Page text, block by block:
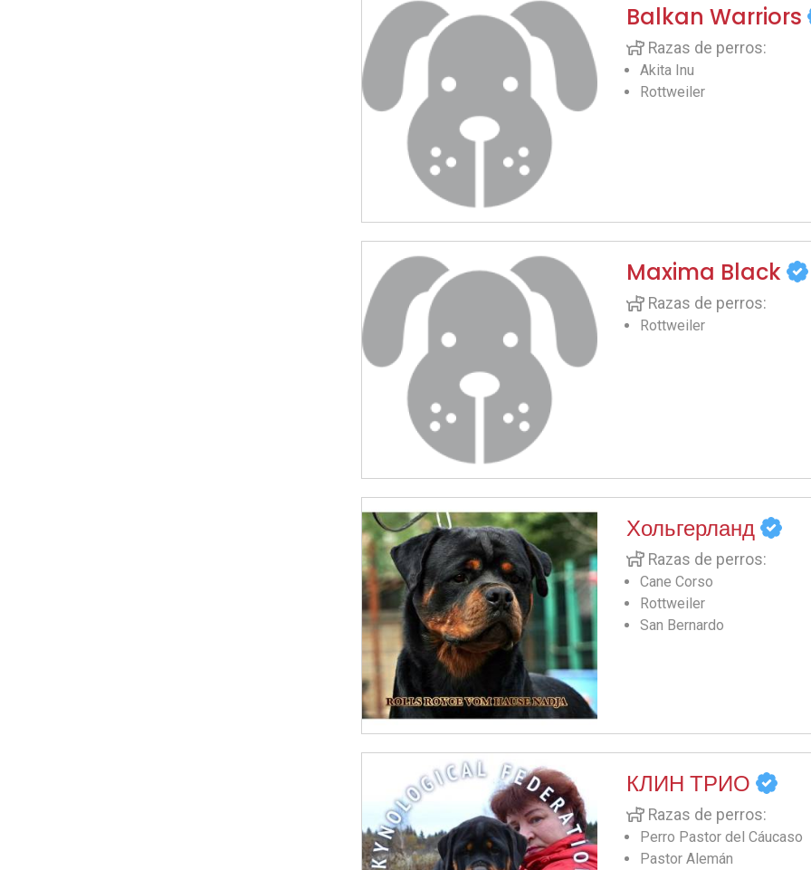
Balkan Warriors
Razas de perros:
Akita Inu
Rottweiler
Maxima Black
Razas de perros:
Rottweiler
Хольгерланд
Razas de perros:
Cane Corso
Rottweiler
San Bernardo
КЛИН ТРИО
Razas de perros:
Perro Pastor del Cáucaso
Pastor Alemán